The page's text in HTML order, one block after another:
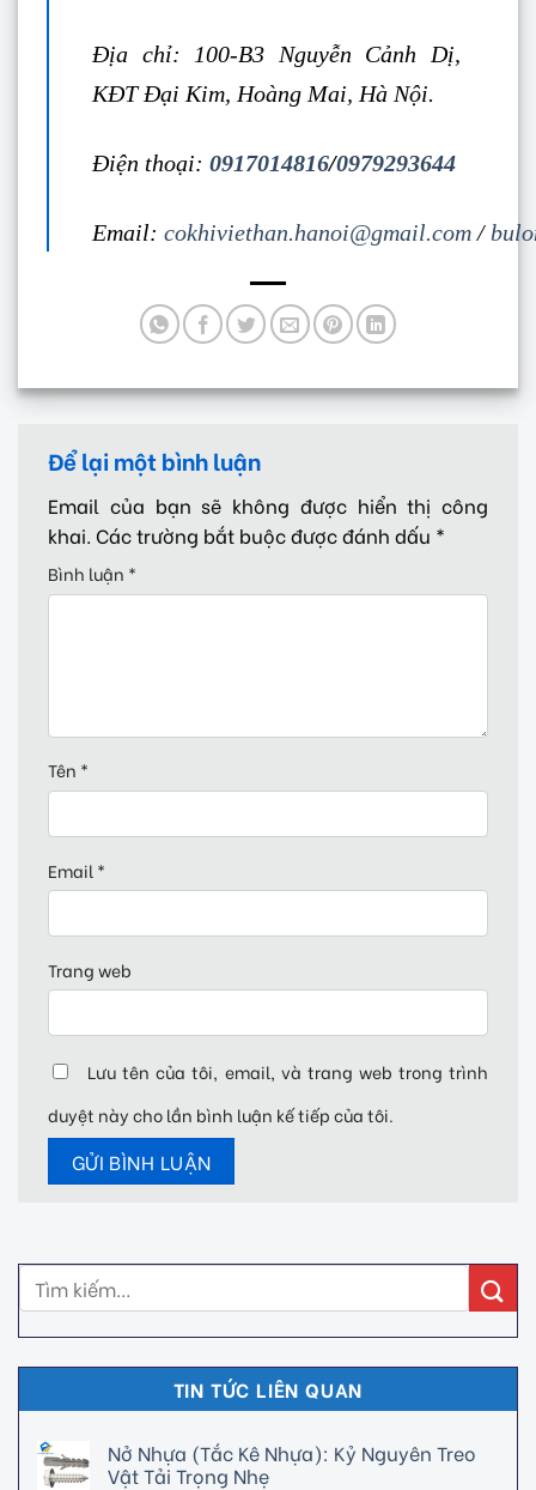
Địa chỉ: 100-B3 Nguyễn Cảnh Dị,
KĐT Đại Kim, Hoàng Mai, Hà Nội.
Điện thoại: 0917014816/0979293644
Email: cokhiviethan.hanoi@gmail.com/
Để lại một bình luận
Email của bạn sẽ không được hiển thị công
khai. Các trường bắt buộc được đánh dấu *
Bình luận *
Tên *
Email *
Trang web
Lưu tên của tôi, email, và trang web trong trình
duyệt này cho lần bình luận kế tiếp của tôi.
TIN TỨC LIÊN QUAN
Nở Nhựa (Tắc Kê Nhựa): Kỷ Nguyên Treo
Vật Tải Trọng Nhẹ